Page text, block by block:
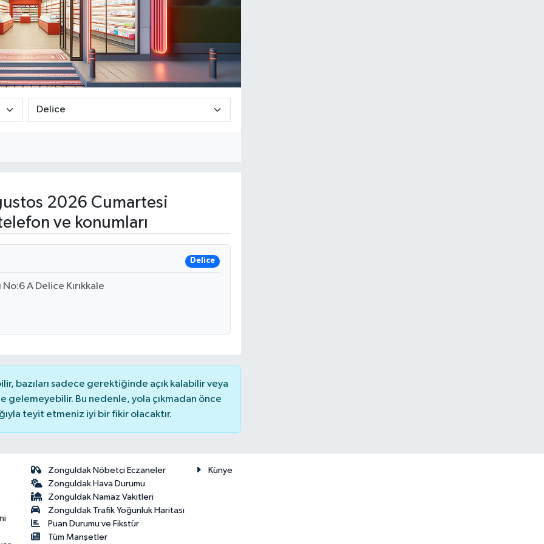
2026 Cumartesi
ve konumları
Delice
A Delice Kırıkkale
bazıları sadece gerektiğinde açık kalabilir veya
Bu nedenle, yola çıkmadan önce
teyit etmeniz iyi bir fikir olacaktır.
Zonguldak Nöbetçi Eczaneler
Zonguldak Hava Durumu
Zonguldak Namaz Vakitleri
Zonguldak Trafik Yoğunluk Haritası
Puan Durumu ve Fikstür
Tüm Manşetler
Künye